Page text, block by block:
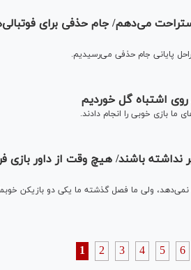
می‌دهم/ جام حذفی برای
پایانی جام حذفی می‌رسیدیم.
اشتباه گل خوردیم
ما بازی خوبی را انجام دادند.
باشند/ هیچ وقت از داور بازی
ولی ما فصل گذشته ما یکی دو بازیکن
1 2 3 4 5 6